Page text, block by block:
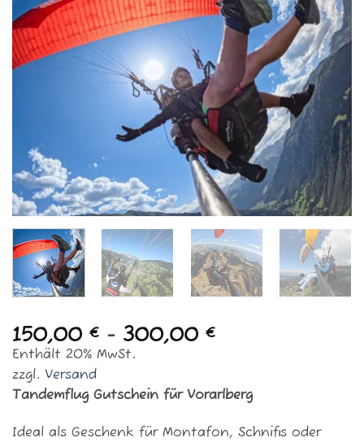
150,00 € - 300,00 €
Enthält 20% MwSt.
zzgl. Versand
Tandemflug Gutschein für Vorarlberg
Ideal als Geschenk für Montafon, Schnifis oder